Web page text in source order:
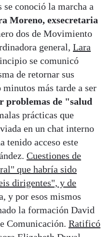
se conoció la marcha a
Moreno, exsecretaria
dos de Movimiento
general, Lara
se comunicó
de retornar sus
minutos más tarde a ser
problemas de "salud
prácticas que
en un chat interno
tenido acceso este
Cuestiones de
que habría sido
dirigentes", y de
y por esos mismos
la formación David
Comunicación. Ratificó